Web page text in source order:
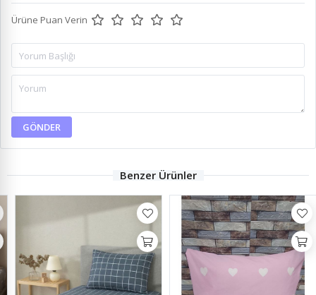
Ürüne Puan Verin
GÖNDER
Benzer Ürünler